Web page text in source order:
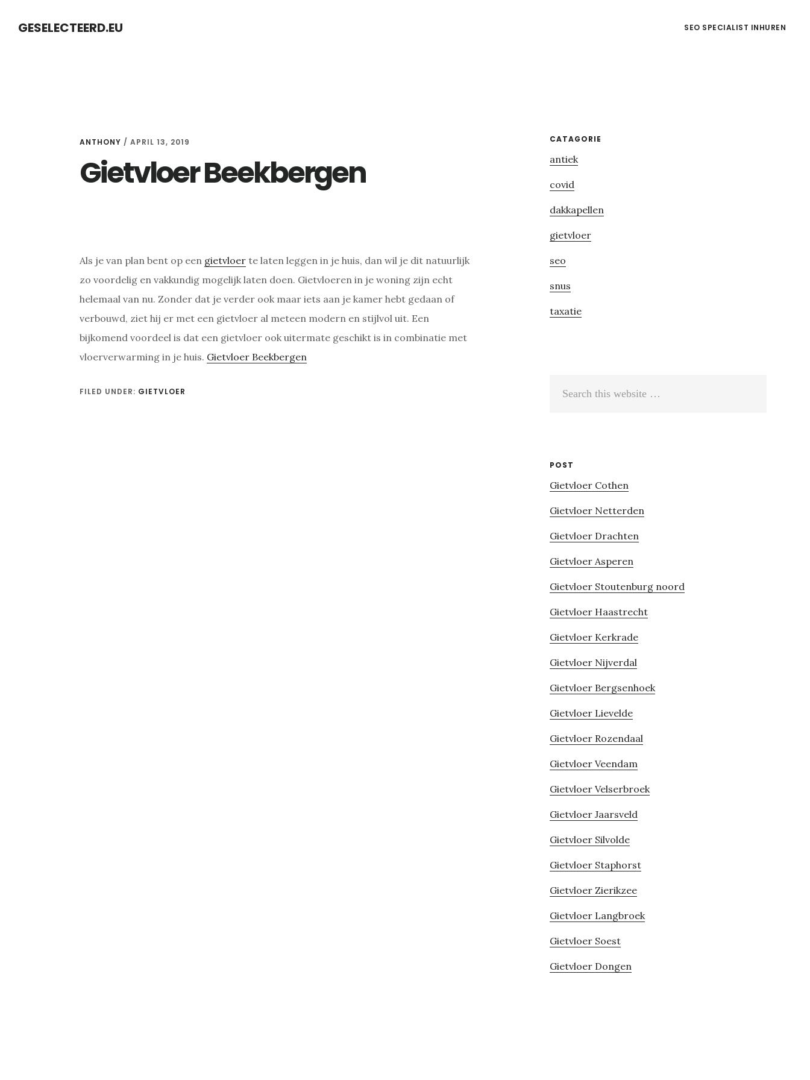
GESELECTEERD.EU SEO SPECIALIST INHUREN
ANTHONY / APRIL 13, 2019
Gietvloer Beekbergen
Als je van plan bent op een gietvloer te laten leggen in je huis, dan wil je dit natuurlijk
zo voordelig en vakkundig mogelijk laten doen. Gietvloeren in je woning zijn echt
helemaal van nu. Zonder dat je verder ook maar iets aan je kamer hebt gedaan of
verbouwd, ziet hij er met een gietvloer al meteen modern en stijlvol uit. Een
bijkomend voordeel is dat een gietvloer ook uitermate geschikt is in combinatie met
vloerverwarming in je huis. Gietvloer Beekbergen
FILED UNDER: GIETVLOER
Primary
Sidebar
CATAGORIE
antiek
covid
dakkapellen
gietvloer
seo
snus
taxatie
POST
Gietvloer Cothen
Gietvloer Netterden
Gietvloer Drachten
Gietvloer Asperen
Gietvloer Stoutenburg noord
Gietvloer Haastrecht
Gietvloer Kerkrade
Gietvloer Nijverdal
Gietvloer Bergsenhoek
Gietvloer Lievelde
Gietvloer Rozendaal
Gietvloer Veendam
Gietvloer Velserbroek
Gietvloer Jaarsveld
Gietvloer Silvolde
Gietvloer Staphorst
Gietvloer Zierikzee
Gietvloer Langbroek
Gietvloer Soest
Gietvloer Dongen